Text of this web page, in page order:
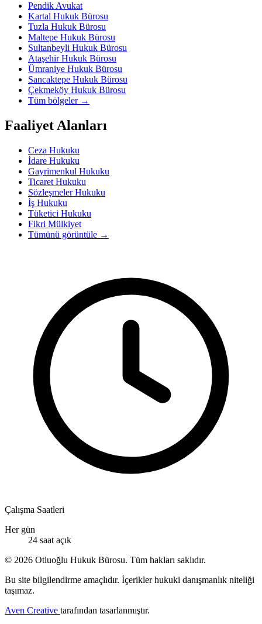
Pendik Avukat
Kartal Hukuk Bürosu
Tuzla Hukuk Bürosu
Maltepe Hukuk Bürosu
Sultanbeyli Hukuk Bürosu
Ataşehir Hukuk Bürosu
Ümraniye Hukuk Bürosu
Sancaktepe Hukuk Bürosu
Çekmeköy Hukuk Bürosu
Tüm bölgeler →
Faaliyet Alanları
Ceza Hukuku
İdare Hukuku
Gayrimenkul Hukuku
Ticaret Hukuku
Sözleşmeler Hukuku
İş Hukuku
Tüketici Hukuku
Fikri Mülkiyet
Tümünü görüntüle →
Çalışma Saatleri
Her gün
24 saat açık
© 2026 Otluoğlu Hukuk Bürosu. Tüm hakları saklıdır.
Bu site bilgilendirme amaçlıdır. İçerikler hukuki danışmanlık niteliği
taşımaz.
Aven Creative tarafından tasarlanmıştır.